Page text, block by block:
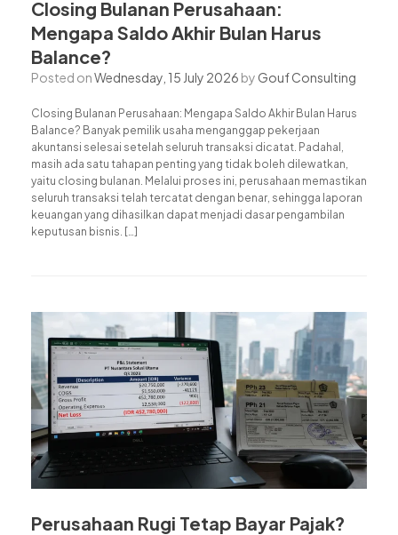
Closing Bulanan Perusahaan:
Mengapa Saldo Akhir Bulan Harus
Balance?
Posted onWednesday, 15 July 2026 by Gouf Consulting
Closing Bulanan Perusahaan: Mengapa Saldo Akhir Bulan Harus
Balance? Banyak pemilik usaha menganggap pekerjaan
akuntansi selesai setelah seluruh transaksi dicatat. Padahal,
masih ada satu tahapan penting yang tidak boleh dilewatkan,
yaitu closing bulanan. Melalui proses ini, perusahaan memastikan
seluruh transaksi telah tercatat dengan benar, sehingga laporan
keuangan yang dihasilkan dapat menjadi dasar pengambilan
keputusan bisnis. […]
Perusahaan Rugi Tetap Bayar Pajak?